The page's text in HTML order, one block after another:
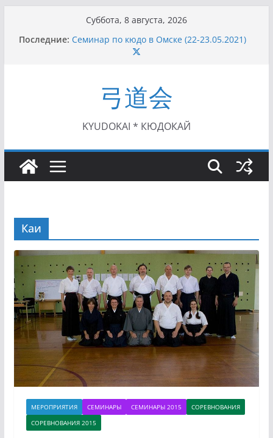
содержимому
Суббота, 8 августа, 2026
Последние: Семинар по кюдо в Омске (22-23.05.2021)
Чемпионат Росcии, Дёмино (2-5.09.2021)
II Кубок Посла Японии в России по Кюдо,
Орёл (25.07.2021)
I этап Кубка Московской области по Кюдо /
Сейдокан II (27.06.2021)
弓道会
KYUDOKAI * КЮДОКАЙ
Каи
МЕРОПРИЯТИЯ СЕМИНАРЫ СЕМИНАРЫ 2015
СОРЕВНОВАНИЯ
СОРЕВНОВАНИЯ 2015